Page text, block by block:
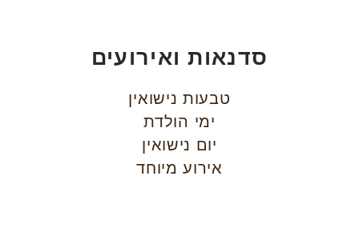
סדנאות ואירועים
טבעות נישואין
ימי הולדת
יום נישואין
אירוע מיוחד